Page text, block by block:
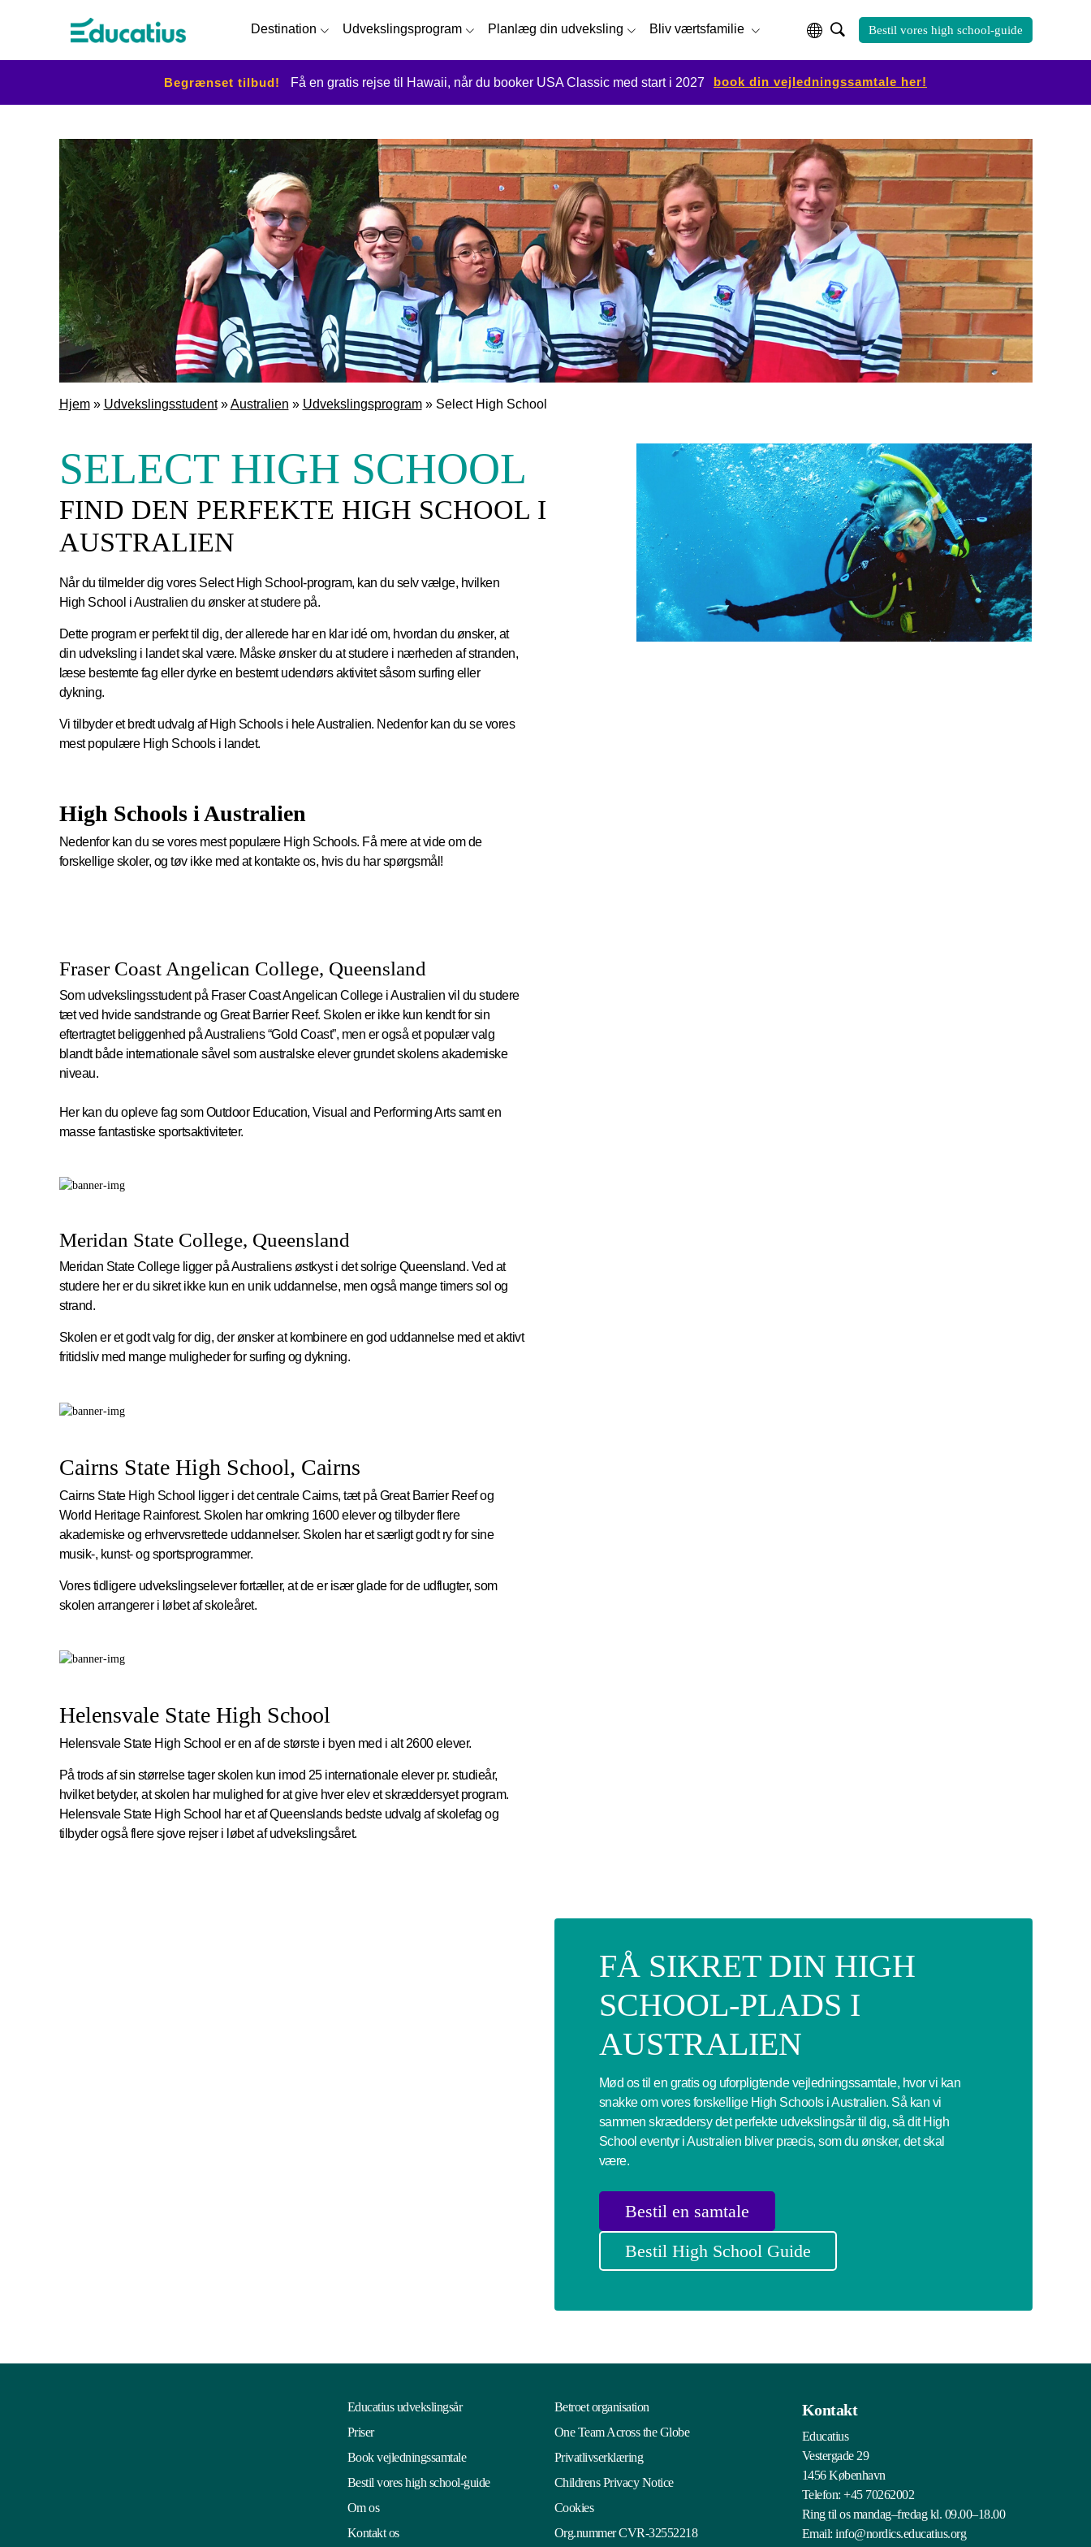
Destination Udvekslingsprogram Planlæg din udveksling Bliv værtsfamilie Bestil vores high school-guide
Begrænset tilbud! Få en gratis rejse til Hawaii, når du booker USA Classic med start i 2027 book din vejledningssamtale her!
Hjem» Udvekslingsstudent»Australien » Udvekslingsprogram» Select High School
SELECT HIGH SCHOOL
FIND DEN PERFEKTE HIGH SCHOOL I
AUSTRALIEN
Når du tilmelder dig vores Select High School-program, kan du selv vælge, hvilken
High School i Australien du ønsker at studere på.
Dette program er perfekt til dig, der allerede har en klar idé om, hvordan du ønsker, at
din udveksling i landet skal være. Måske ønsker du at studere i nærheden af stranden,
læse bestemte fag eller dyrke en bestemt udendørs aktivitet såsom surfing eller
dykning.
Vi tilbyder et bredt udvalg af High Schools i hele Australien. Nedenfor kan du se vores
mest populære High Schools i landet.
High Schools i Australien
Nedenfor kan du se vores mest populære High Schools. Få mere at vide om de
forskellige skoler, og tøv ikke med at kontakte os, hvis du har spørgsmål!
Fraser Coast Angelican College, Queensland
Som udvekslingsstudent på Fraser Coast Angelican College i Australien vil du studere
tæt ved hvide sandstrande og Great Barrier Reef. Skolen er ikke kun kendt for sin
eftertragtet beliggenhed på Australiens “Gold Coast”, men er også et populær valg
blandt både internationale såvel som australske elever grundet skolens akademiske
niveau.
Her kan du opleve fag som Outdoor Education, Visual and Performing Arts samt en
masse fantastiske sportsaktiviteter.
Meridan State College, Queensland
Meridan State College ligger på Australiens østkyst i det solrige Queensland. Ved at
studere her er du sikret ikke kun en unik uddannelse, men også mange timers sol og
strand.
Skolen er et godt valg for dig, der ønsker at kombinere en god uddannelse med et aktivt
fritidsliv med mange muligheder for surfing og dykning.
Cairns State High School, Cairns
Cairns State High School ligger i det centrale Cairns, tæt på Great Barrier Reef og
World Heritage Rainforest. Skolen har omkring 1600 elever og tilbyder flere
akademiske og erhvervsrettede uddannelser. Skolen har et særligt godt ry for sine
musik-, kunst- og sportsprogrammer.
Vores tidligere udvekslingselever fortæller, at de er især glade for de udflugter, som
skolen arrangerer i løbet af skoleåret.
Helensvale State High School
Helensvale State High School er en af ​​de største i byen med i alt 2600 elever.
På trods af sin størrelse tager skolen kun imod 25 internationale elever pr. studieår,
hvilket betyder, at skolen har mulighed for at give hver elev et skræddersyet program.
Helensvale State High School har et af Queenslands bedste udvalg af skolefag og
tilbyder også flere sjove rejser i løbet af udvekslingsåret.
FÅ SIKRET DIN HIGH
SCHOOL-PLADS I
AUSTRALIEN
Mød os til en gratis og uforpligtende vejledningssamtale, hvor vi kan
snakke om vores forskellige High Schools i Australien. Så kan vi
sammen skræddersy det perfekte udvekslingsår til dig, så dit High
School eventyr i Australien bliver præcis, som du ønsker, det skal
være.
Bestil en samtale
Bestil High School Guide
Educatius udvekslingsår
Priser
Book vejledningssamtale
Bestil vores high school-guide
Om os
Kontakt os
Betroet organisation
One Team Across the Globe
Privatlivserklæring
Childrens Privacy Notice
Cookies
Org.nummer CVR-32552218
Kontakt
Educatius
Vestergade 29
1456 København
Telefon: +45 70262002
Ring til os mandag–fredag kl. 09.00–18.00
Email: info@nordics.educatius.org